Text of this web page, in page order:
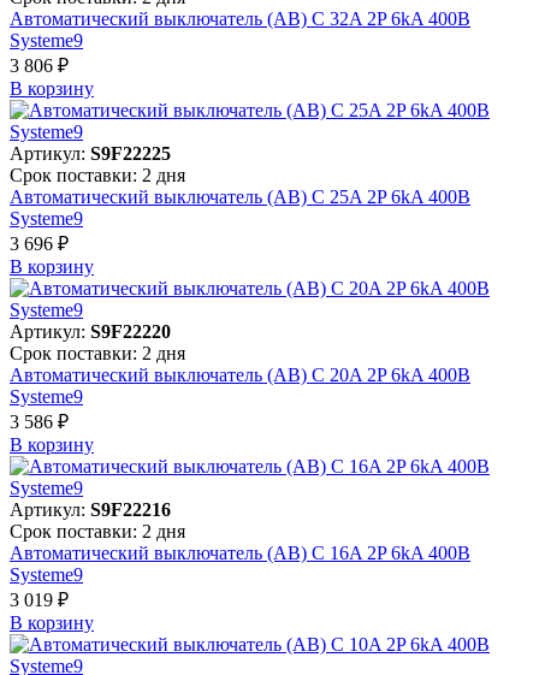
Автоматический выключатель (АВ) C 32A 2P 6kA 400В
Systeme9
3 806 ₽
В корзинy
Артикул: S9F22225
Срок поставки: 2 дня
Автоматический выключатель (АВ) C 25A 2P 6kA 400В
Systeme9
3 696 ₽
В корзинy
Артикул: S9F22220
Срок поставки: 2 дня
Автоматический выключатель (АВ) C 20A 2P 6kA 400В
Systeme9
3 586 ₽
В корзинy
Артикул: S9F22216
Срок поставки: 2 дня
Автоматический выключатель (АВ) C 16A 2P 6kA 400В
Systeme9
3 019 ₽
В корзинy